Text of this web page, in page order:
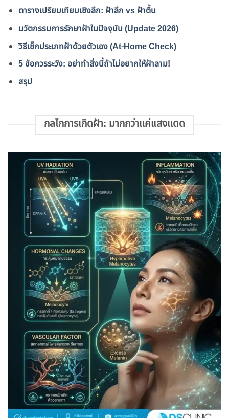
ตารางเปรียบเทียบเชิงลึก: ฝ้าลึก vs ฝ้าตื้น
นวัตกรรมการรักษาฝ้าในปัจจุบัน (Update 2026)
วิธีเช็กประเภทฝ้าด้วยตัวเอง (At-Home Check)
5 ข้อควรระวัง: อย่าทำสิ่งนี้ถ้าไม่อยากให้ฝ้าลาม!
สรุป
กลไกการเกิดฝ้า: มากกว่าแค่แสงแดด